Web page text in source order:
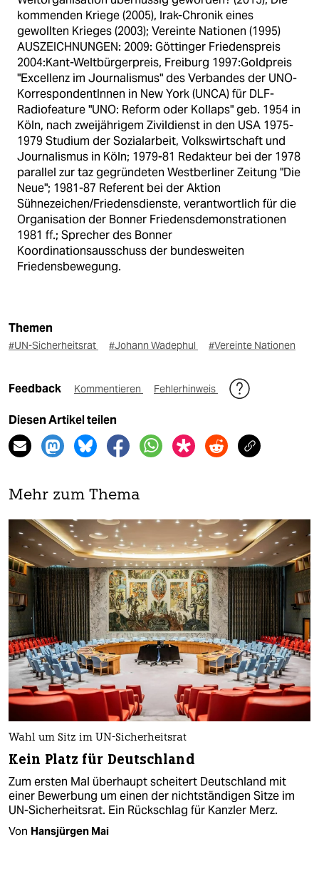
kommenden Kriege (2005), Irak-Chronik eines
gewollten Krieges (2003); Vereinte Nationen (1995)
AUSZEICHNUNGEN: 2009: Göttinger Friedenspreis
2004:Kant-Weltbürgerpreis, Freiburg 1997:Goldpreis
"Excellenz im Journalismus" des Verbandes der UNO-
KorrespondentInnen in New York (UNCA) für DLF-
Radiofeature "UNO: Reform oder Kollaps" geb. 1954 in
Köln, nach zweijährigem Zivildienst in den USA 1975-
1979 Studium der Sozialarbeit, Volkswirtschaft und
Journalismus in Köln; 1979-81 Redakteur bei der 1978
parallel zur taz gegründeten Westberliner Zeitung "Die
Neue"; 1981-87 Referent bei der Aktion
Sühnezeichen/Friedensdienste, verantwortlich für die
Organisation der Bonner Friedensdemonstrationen
1981 ff.; Sprecher des Bonner
Koordinationsausschuss der bundesweiten
Friedensbewegung.
Themen
#UN-Sicherheitsrat #Johann Wadephul #Vereinte Nationen
Feedback Kommentieren Fehlerhinweis
Diesen Artikel teilen
Mehr zum Thema
Wahl um Sitz im UN-Sicherheitsrat
Kein Platz für Deutschland
Zum ersten Mal überhaupt scheitert Deutschland mit
einer Bewerbung um einen der nichtständigen Sitze im
UN-Sicherheitsrat. Ein Rückschlag für Kanzler Merz.
Von Hansjürgen Mai